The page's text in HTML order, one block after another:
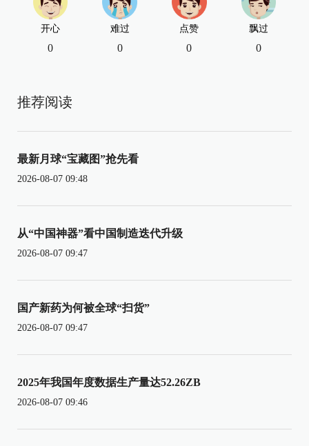
开心
0
难过
0
点赞
0
飘过
0
推荐阅读
最新月球“宝藏图”抢先看
2026-08-07 09:48
从“中国神器”看中国制造迭代升级
2026-08-07 09:47
国产新药为何被全球“扫货”
2026-08-07 09:47
2025年我国年度数据生产量达52.26ZB
2026-08-07 09:46